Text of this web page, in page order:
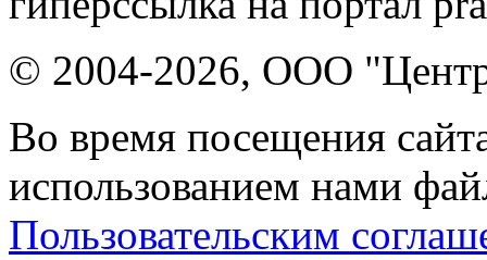
© 2004-2026, ООО "Центр
Во время посещения
использованием нами
Пользовательским